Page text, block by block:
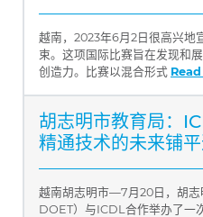
越南，2023年6月2日很高兴地
束。这项国际比赛旨在发现和
创造力。比赛以混合形式
胡志明市教育局：
精通技术的未来铺
越南胡志明市—7月20日，胡
DOET）与ICDL合作举办了一